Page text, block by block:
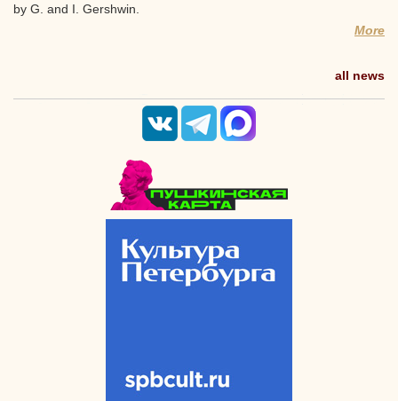
by G. and I. Gershwin.
More
all news